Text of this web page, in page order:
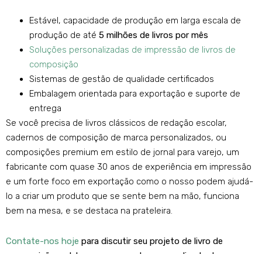
Estável, capacidade de produção em larga escala de
produção de até 5 milhões de livros por mês
Soluções personalizadas de impressão de livros de
composição
Sistemas de gestão de qualidade certificados
Embalagem orientada para exportação e suporte de
entrega
Se você precisa de livros clássicos de redação escolar,
cadernos de composição de marca personalizados, ou
composições premium em estilo de jornal para varejo, um
fabricante com quase 30 anos de experiência em impressão
e um forte foco em exportação como o nosso podem ajudá-
lo a criar um produto que se sente bem na mão, funciona
bem na mesa, e se destaca na prateleira.
Contate-nos hoje para discutir seu projeto de livro de